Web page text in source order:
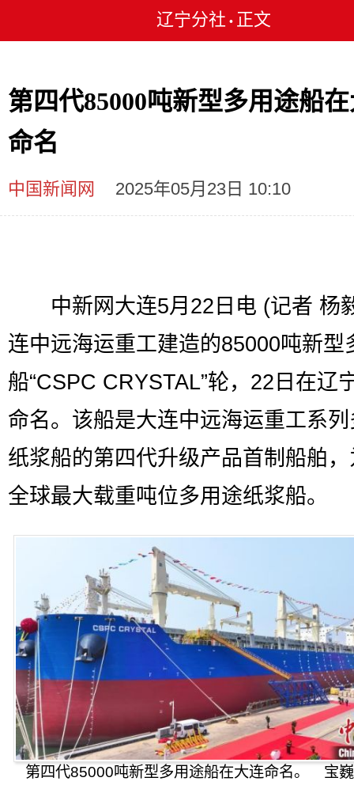
辽宁分社 • 正文
第四代85000吨新型多用途船
命名
中国新闻网 2025年05月23日 10:10
中新网大连5月22日电 (记者 杨
连中远海运重工建造的85000吨新型
船“CSPC CRYSTAL”轮，22日在辽
命名。该船是大连中远海运重工系
纸浆船的第四代升级产品首制船舶
全球最大载重吨位多用途纸浆船。
第四代85000吨新型多用途船在大连命名。 宝